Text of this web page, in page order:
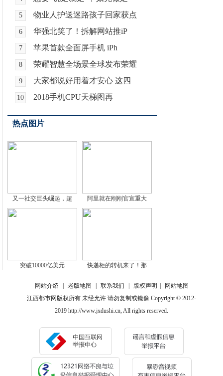
5 物业人护送迷路孩子回家获点
6 华强北笑了！拆解网站推iP
7 苹果首款全面屏手机 iPh
8 荣耀智慧全场景全球发布荣耀
9 大家都说好用着才安心 这四
10 2018手机CPU天梯图再
热点图片
又一社交巨头崛起，超 阿里就在刚刚官宣重大
突破10000亿美元 快递柜的转机来了！那
网站介绍 老版地图 联系我们 版权声明
网站地图
江西都市网版权所有 未经允许 请勿复制或镜像 Copyright © 2012-
2019 http://www.jxdushi.cn, All rights reserved.